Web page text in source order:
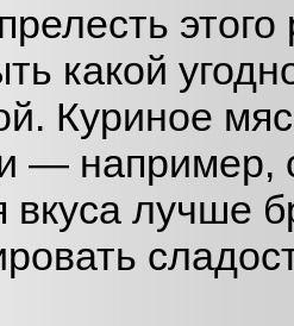
какой
Куриное
— например,
вкуса лучше